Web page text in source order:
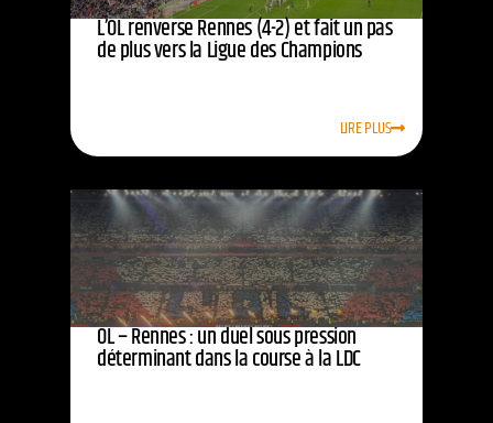
L’OL renverse Rennes (4-2) et fait un pas
de plus vers la Ligue des Champions
LIRE PLUS
OL – Rennes : un duel sous pression
déterminant dans la course à la LDC